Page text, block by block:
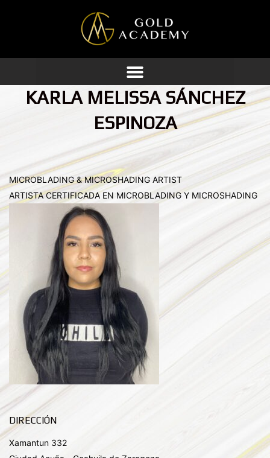
contenido
KARLA MELISSA SÁNCHEZ
ESPINOZA
MICROBLADING & MICROSHADING ARTIST
ARTISTA CERTIFICADA EN MICROBLADING Y MICROSHADING
DIRECCIÓN
Xamantun 332